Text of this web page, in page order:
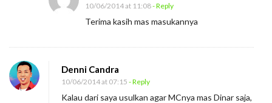
10/06/2014 at 11:08- Reply
Terima kasih mas masukannya
Denni Candra
10/06/2014 at 07:15 - Reply
Kalau dari saya usulkan agar MCnya mas Dinar saja,